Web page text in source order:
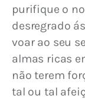
purifique o
desregrado
voar ao seu
almas ricas
não terem
tal ou tal